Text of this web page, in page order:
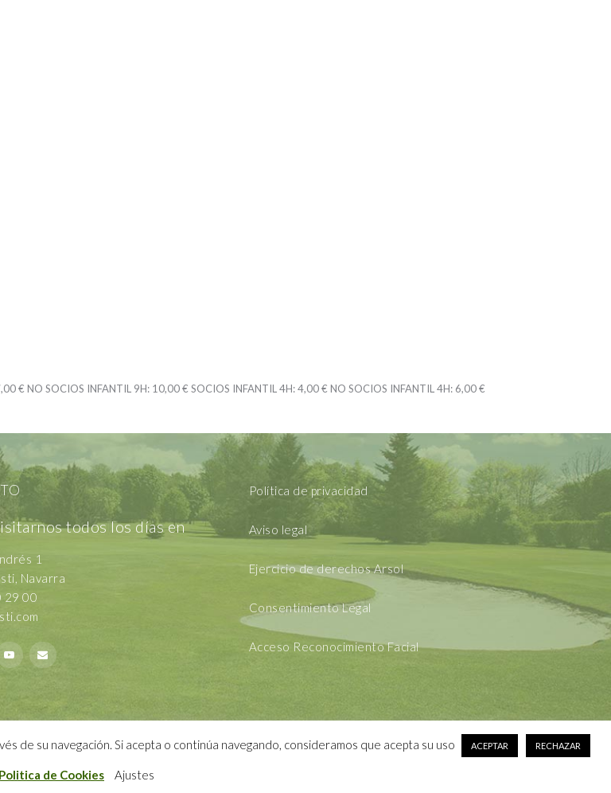
€ NO SOCIOS INFANTIL 9H: 10,00 € SOCIOS INFANTIL 4H:4,00 € NO SOCIOS INFANTIL 4H: 6,00 €
todos los días en
1
Navarra
29 00
Política de privacidad
Aviso legal
Ejercicio de derechos Arsol
Consentimiento Legal
Acceso Reconocimiento Facial
de su navegación. Si acepta o continúa navegando, consideramos que acepta su uso ACEPTAR RECHAZAR
Politica de Cookies Ajustes